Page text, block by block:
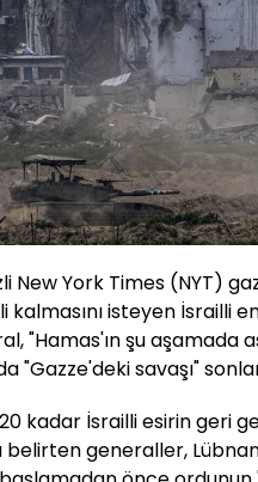
New York Times (NYT)
kalmasını isteyen İsrailli
"Hamas'ın şu aşamada
"Gazze'deki savaşı"
kadar İsrailli esirin geri
belirten generaller,